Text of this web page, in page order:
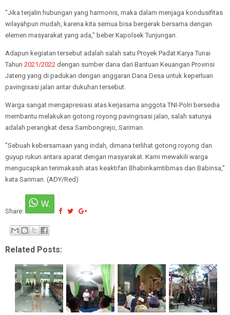
"Jika terjalin hubungan yang harmonis, maka dalam menjaga kondusifitas
wilayahpun mudah, karena kita semua bisa bergerak bersama dengan
elemen masyarakat yang ada," beber Kapolsek Tunjungan.
Adapun kegiatan tersebut adalah salah satu Proyek Padat Karya Tunai
Tahun 2021/2022 dengan sumber dana dari Bantuan Keuangan Provinsi
Jateng yang di padukan dengan anggaran Dana Desa untuk keperluan
pavingisasi jalan antar dukuhan tersebut.
Warga sangat mengapresiasi atas kerjasama anggota TNI-Polri bersedia
membantu melakukan gotong royong pavingisasi jalan, salah satunya
adalah perangkat desa Sambongrejo, Sariman.
"Sebuah kebersamaan yang indah, dimana terlihat gotong royong dan
guyup rukun antara aparat dengan masyarakat. Kami mewakili warga
mengucapkan terimakasih atas keaktifan Bhabinkamtibmas dan Babinsa,"
kata Sariman. (ADY/Red)
Share:
Related Posts: